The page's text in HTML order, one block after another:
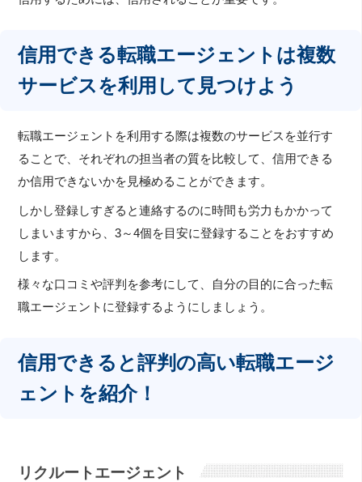
信用できる転職エージェントは複数
サービスを利用して見つけよう
転職エージェントを利用する際は複数のサービスを並行す
ることで、それぞれの担当者の質を比較して、信用できる
か信用できないかを見極めることができます。
しかし登録しすぎると連絡するのに時間も労力もかかって
しまいますから、3～4個を目安に登録することをおすすめ
します。
様々な口コミや評判を参考にして、自分の目的に合った転
職エージェントに登録するようにしましょう。
信用できると評判の高い転職エージ
ェントを紹介！
リクルートエージェント